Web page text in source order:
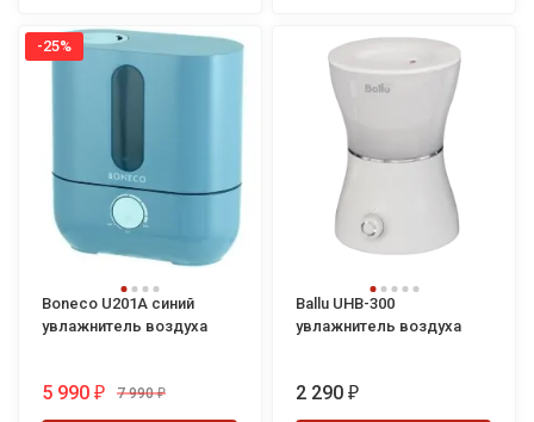
-25%
Boneco U201A синий
увлажнитель воздуха
5 990 ₽ 7 990 ₽
Ballu UHB-300
увлажнитель воздуха
2 290 ₽